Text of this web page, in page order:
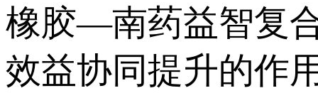
橡胶—南药益智复
效益协同提升的作